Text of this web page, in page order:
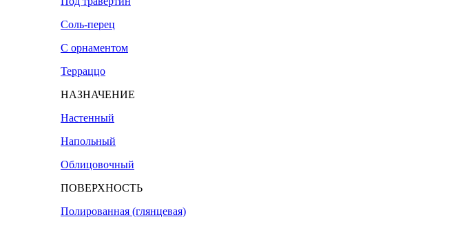
Соль-перец
С орнаментом
Терраццо
НАЗНАЧЕНИЕ
Настенный
Напольный
Облицовочный
ПОВЕРХНОСТЬ
Полированная (глянцевая)